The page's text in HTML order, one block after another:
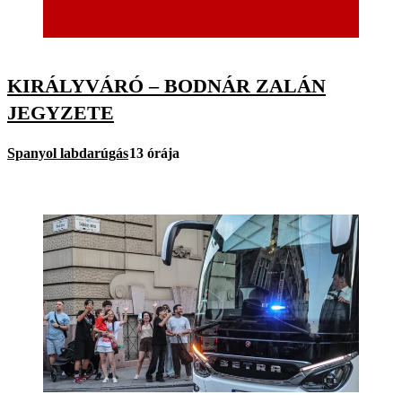
KIRÁLYVÁRÓ – BODNÁR ZALÁN
JEGYZETE
Spanyol labdarúgás13 órája